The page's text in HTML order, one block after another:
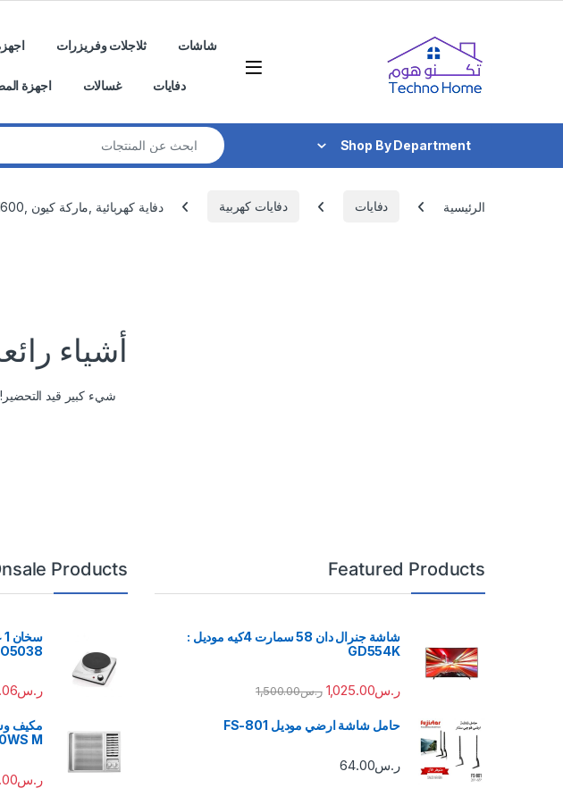
شاشات ثلاجلات وفريزرات
دفايات غسالات اجهزة
Shop By Department
Search for:
الرئيسية دفايات دفايات كهربية دفاية كهربائية ,ماركة كيون ,1600 واط, KH/2650G
أشياء
شيء كبير قيد
Featured Products
شاشة جنرال دان 58 سمارت 4كيه موديل :
GD554K
ر.س1,025.00 ر.س1,500.00
حامل شاشة ارضي موديل FS-801
ر.س64.00
Products
ر.س
M
ر.س